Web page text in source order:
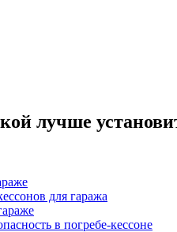
лучше
для гаража
в погребе-кессоне